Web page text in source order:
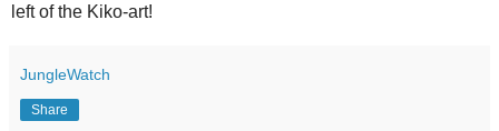
left of the Kiko-art!
JungleWatch
Share